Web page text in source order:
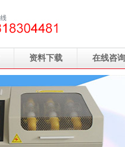
资料下载 在线咨询